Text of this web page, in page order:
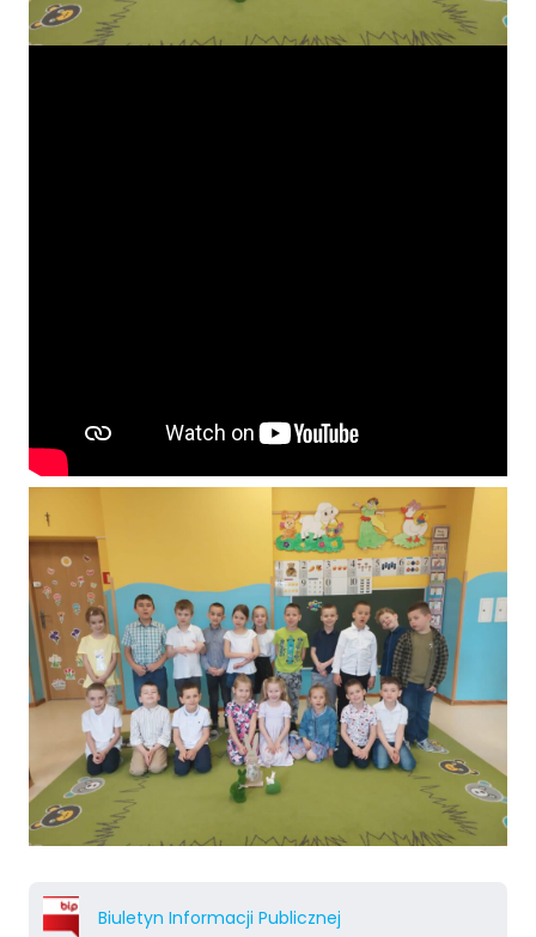
Biuletyn Informacji Publicznej